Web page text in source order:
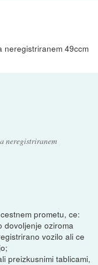
neregistriranem 49ccm
neregistriranem
prometu, ce:
dovoljenje oziroma
vozilo ali ce
preizkusnimi tablicami,